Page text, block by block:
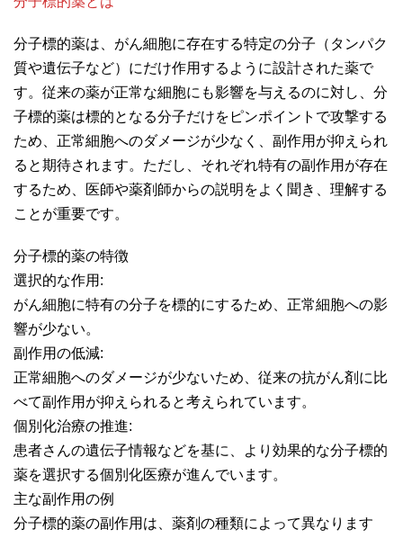
分子標的薬は、がん細胞に存在する特定の分子（タンパク
質や遺伝子など）にだけ作用するように設計された薬で
す。従来の薬が正常な細胞にも影響を与えるのに対し、分
子標的薬は標的となる分子だけをピンポイントで攻撃する
ため、正常細胞へのダメージが少なく、副作用が抑えられ
ると期待されます。ただし、それぞれ特有の副作用が存在
するため、医師や薬剤師からの説明をよく聞き、理解する
ことが重要です。
分子標的薬の特徴
選択的な作用:
がん細胞に特有の分子を標的にするため、正常細胞への影
響が少ない。
副作用の低減:
正常細胞へのダメージが少ないため、従来の抗がん剤に比
べて副作用が抑えられると考えられています。
個別化治療の推進:
患者さんの遺伝子情報などを基に、より効果的な分子標的
薬を選択する個別化医療が進んでいます。
主な副作用の例
分子標的薬の副作用は、薬剤の種類によって異なります